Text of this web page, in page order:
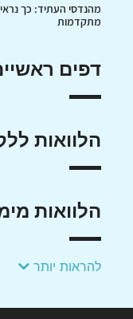
מהנדסי העתיד: כך
מתקדמות
דפים
הלוואות
הלוואות
להראות יותר